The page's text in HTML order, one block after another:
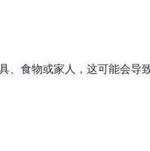
、食物或家人，这可能会导